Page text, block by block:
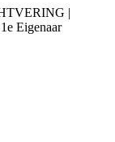
|
Eigenaar